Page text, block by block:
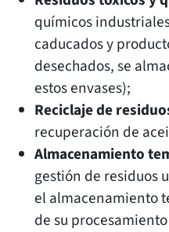
químicos
caducados y
desechados, se
estos envases);
Reciclaje de
recuperación de
Almacenamiento
gestión de residuos
el almacenamiento
de su